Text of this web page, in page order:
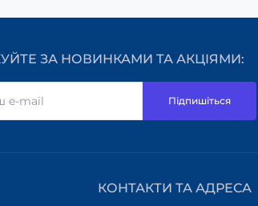
ЗА НОВИНКАМИ ТА АКЦІЯМИ:
Підпишіться
КОНТАКТИ ТА АДРЕСА